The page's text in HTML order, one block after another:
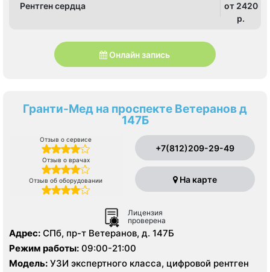
Рентген сердца
от 2420
p.
Онлайн запись
Гранти-Мед на проспекте Ветеранов д
147Б
Отзыв о сервисе
Отзыв о врачах
Отзыв об оборудовании
+7(812)209-29-49
На карте
Лицензия
проверена
Адрес: СПб, пр-т Ветеранов, д. 147Б
Режим работы: 09:00-21:00
Модель: УЗИ экспертного класса, цифровой рентген